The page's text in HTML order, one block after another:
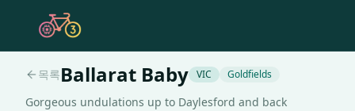
목록Ballarat Baby VIC Goldfields
Gorgeous undulations up to Daylesford and back